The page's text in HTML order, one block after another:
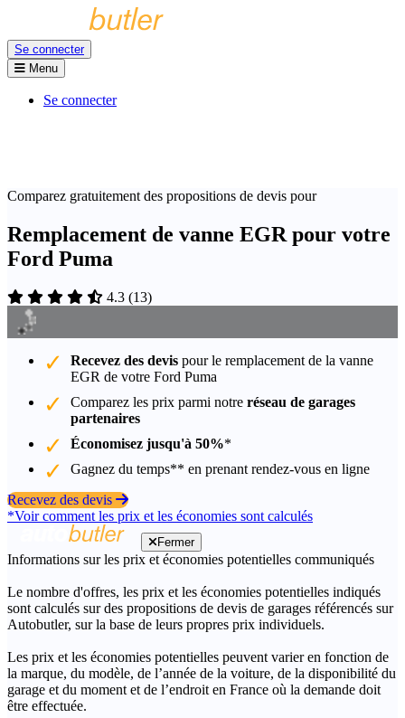
Se connecter
Menu
Se connecter
Comparez gratuitement des propositions de devis pour
Remplacement de vanne EGR pour votre
Ford Puma
4.3 (13)
Recevez des devis pour le remplacement de la vanne
EGR de votre Ford Puma
Comparez les prix parmi notre réseau de garages
partenaires
Économisez jusqu'à 50%*
Gagnez du temps** en prenant rendez-vous en ligne
Recevez des devis
*Voir comment les prix et les économies sont calculés
Fermer
Informations sur les prix et économies potentielles communiqués
Le nombre d'offres, les prix et les économies potentielles indiqués
sont calculés sur des propositions de devis de garages référencés sur
Autobutler, sur la base de leurs propres prix individuels.
Les prix et les économies potentielles peuvent varier en fonction de
la marque, du modèle, de l’année de la voiture, de la disponibilité du
garage et du moment et de l’endroit en France où la demande doit
être effectuée.